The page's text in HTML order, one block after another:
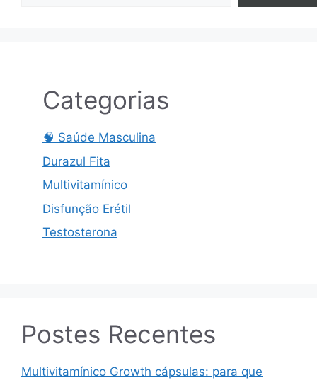
Categorias
🧠 Saúde Masculina
Durazul Fita
Multivitamínico
Disfunção Erétil
Testosterona
Postes Recentes
Multivitamínico Growth cápsulas: para que